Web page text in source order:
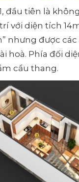
đầu tiên là
với diện tích
nhưng được
hoà. Phía đối
cầu thang.